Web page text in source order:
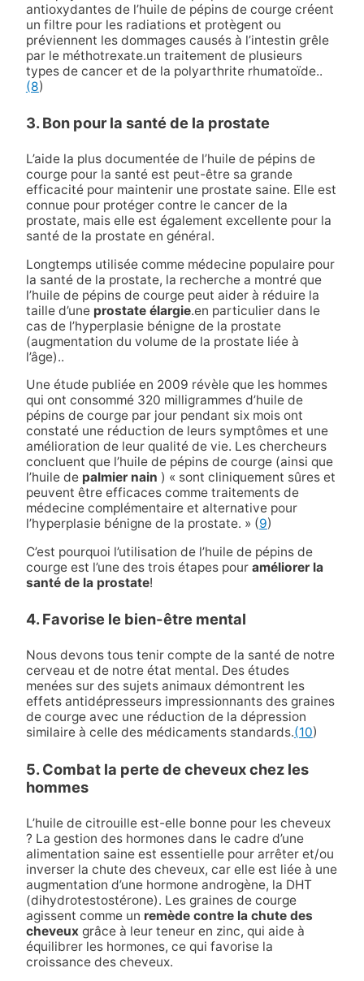
antioxydantes de l’huile de pépins de courge créent
un filtre pour les radiationset protègent ou
préviennent les dommages causés à l’intestin grêle
par le méthotrexate.un traitement de plusieurs
types de cancer et de la polyarthrite rhumatoïde..
(8)
3. Bon pour la santé de la prostate
L’aide la plus documentée de l’huile de pépins de
courge pour la santé est peut-être sa grande
efficacité pour maintenir une prostate saine. Elle est
connue pour protéger contre le cancer de la
prostate, mais elle est également excellente pour la
santé de la prostate en général.
Longtemps utilisée comme médecine populaire pour
la santé de la prostate, la recherche a montré que
l’huile de pépins de courge peut aider à réduire la
taille d’une prostate élargie.en particulier dans le
cas de l’hyperplasie bénigne de la prostate
(augmentation du volume de la prostate liée à
l’âge)..
Une étude publiée en 2009 révèle que les hommes
qui ont consommé 320 milligrammes d’huile de
pépins de courge par jour pendant six mois ont
constaté une réduction de leurs symptômes et une
amélioration de leur qualité de vie. Les chercheurs
concluent que l’huile de pépins de courge (ainsi que
l’huile de palmier nain ) « sont cliniquement sûres et
peuvent être efficaces comme traitements de
médecine complémentaire et alternative pour
l’hyperplasie bénigne de la prostate. » (9)
C’est pourquoi l’utilisation de l’huile de pépins de
courge est l’une des trois étapes pour améliorer la
santé de la prostate!
4. Favorise le bien-être mental
Nous devons tous tenir compte de la santé de notre
cerveau et de notre état mental. Des études
menées sur des sujets animaux démontrent les
effets antidépresseurs impressionnants des graines
de courge avec une réduction de la dépression
similaire à celle des médicaments standards.(10)
5. Combat la perte de cheveux chez les
hommes
L’huile de citrouille est-elle bonne pour les cheveux
? La gestion des hormones dans le cadre d’une
alimentation saine est essentielle pour arrêter et/ou
inverser la chute des cheveux, car elle est liée à une
augmentation d’une hormone androgène, la DHT
(dihydrotestostérone). Les graines de courge
agissent comme un remède contre la chute des
cheveuxgrâce à leur teneur en zinc, qui aide à
équilibrer les hormones, ce qui favorise la
croissance des cheveux.